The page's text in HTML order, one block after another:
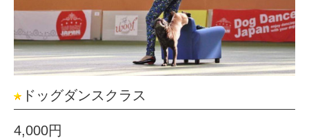
ドッグダンスクラス
4,000円